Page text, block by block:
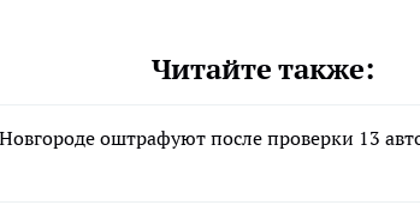
Читайте также:
оштрафуют после проверки 13